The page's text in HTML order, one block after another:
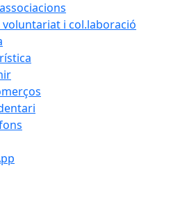
voluntariat i col.laboració